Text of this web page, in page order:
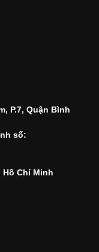
P.7, Quận Bình
số:
Chí Minh